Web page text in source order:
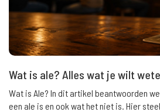
Wat is ale? Alles wat je wilt
Wat is Ale? In dit artikel beantwoorden
een ale is en ook wat het niet is. Hier